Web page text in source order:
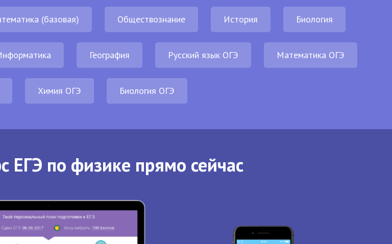
(базовая) Обществознание История Биология
География Русский язык ОГЭ Математика ОГЭ
Химия ОГЭ Биология ОГЭ
ЕГЭ по физике прямо сейчас